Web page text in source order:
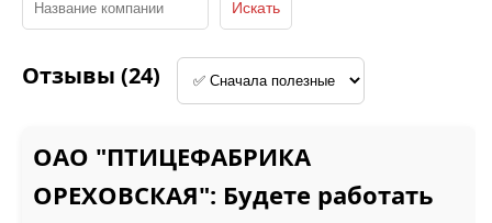
ИНЖЕНЕР (1)
Отзывы (24)
ОАО "ПТИЦЕФАБРИКА
ОРЕХОВСКАЯ": Будете работать